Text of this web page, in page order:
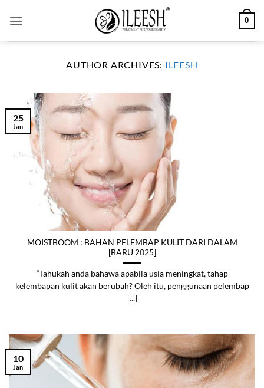
0
AUTHOR ARCHIVES: ILEESH
MOISTBOOM : BAHAN PELEMBAP KULIT DARI DALAM
[BARU 2025]
“Tahukah anda bahawa apabila usia meningkat, tahap
kelembapan kulit akan berubah? Oleh itu, penggunaan pelembap
[...]
25
Jan
10
Jan